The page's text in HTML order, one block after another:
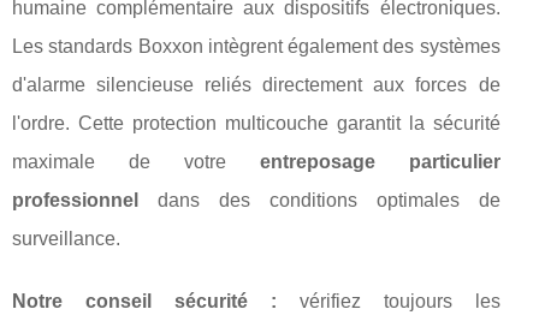
humaine complémentaire aux dispositifs électroniques.
Les standards Boxxon intègrent également des systèmes
d'alarme silencieuse reliés directement aux forces de
l'ordre. Cette protection multicouche garantit la sécurité
maximale de votre entreposage particulier
professionnel
dans des conditions optimales de
surveillance.
Notre conseil sécurité : vérifiez toujours les